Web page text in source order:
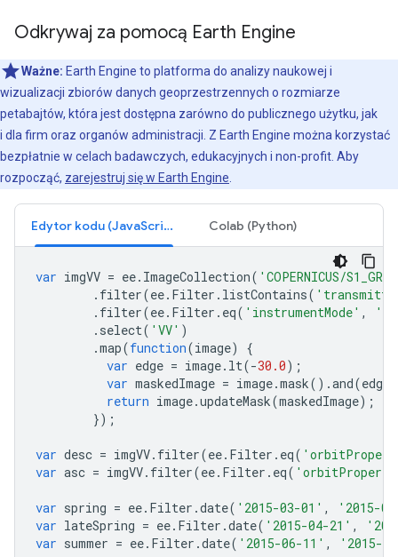
Odkrywaj za pomocą Earth Engine
Ważne: Earth Engine to platforma do analizy naukowej i
wizualizacji zbiorów danych geoprzestrzennych o rozmiarze
petabajtów, która jest dostępna zarówno do publicznego użytku, jak
i dla firm oraz organów administracji. Z Earth Engine można korzystać
bezpłatnie w celach badawczych, edukacyjnych i non-profit. Aby
rozpocząć, zarejestruj się w Earth Engine
Edytor kodu (JavaScript) Colab (Python)
var imgVV = ee. ImageCollection( 'COPERNICUS/S1_GRD'
. filter(ee. Filter . listContains(
. filter(ee. Filter . eq( 'instrumentMode' ,
. select( 'VV' )
.map(function(image)
{
var edge = image. lt(-30.0);
var maskedImage = image.mask().and(edge
return image.updateMask(maskedImage);
});
var desc = imgVV. filter(ee. Filter . eq(
var asc = imgVV. filter(ee. Filter . eq(
var spring = ee. Filter .date( '2015-03-01' ,
'2015-
var lateSpring = ee. Filter .date( '2015-04-21' ,
var summer = ee. Filter .date( '2015-06-11' , '2015-